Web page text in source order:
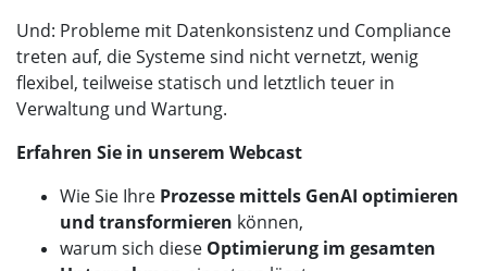
Und: Probleme mit Datenkonsistenz und Compliance
treten auf, die Systeme sind nicht vernetzt, wenig
flexibel, teilweise statisch und letztlich teuer in
Verwaltung und Wartung.
Erfahren Sie in unserem Webcast
Wie Sie Ihre Prozesse mittels GenAI optimieren
und transformieren können,
warum sich diese Optimierung im gesamten